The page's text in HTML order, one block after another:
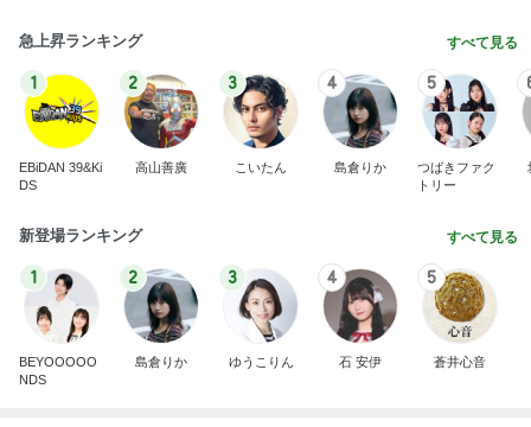
急上昇ランキング すべて見る
1
EBiDAN 39&Ki
DS
2
高山善廣
3
こいたん
4
島倉りか
5
つばきファク
トリー
新登場ランキング すべて見る
1
BEYOOOOO
NDS
2
島倉りか
3
ゆうこりん
4
石 安伊
5
蒼井心音